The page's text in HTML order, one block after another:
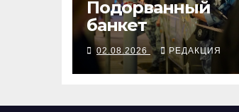
Подорванный
банкет
02.08.2026 РЕДАКЦИЯ